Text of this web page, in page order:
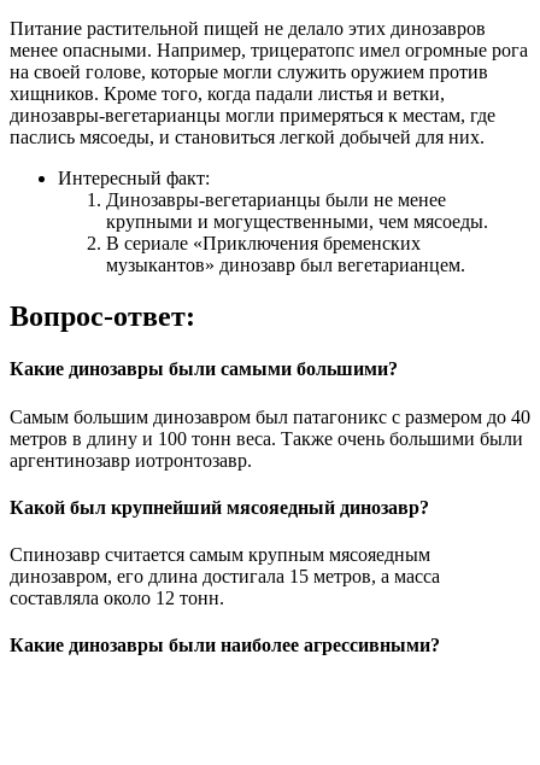
Питание растительной пищей не делало этих динозавров
менее опасными. Например, трицератопс имел огромные рога
на своей голове, которые могли служить оружием против
хищников. Кроме того, когда падали листья и ветки,
динозавры-вегетарианцы могли примеряться к местам, где
паслись мясоеды, и становиться легкой добычей для них.
Интересный факт:
Динозавры-вегетарианцы были не менее
крупными и могущественными, чем мясоеды.
В сериале «Приключения бременских
музыкантов» динозавр был вегетарианцем.
Вопрос-ответ:
Какие динозавры были самыми большими?
Самым большим динозавром был патагоникс с размером до 40
метров в длину и 100 тонн веса. Также очень большими были
аргентинозавр иотронтозавр.
Какой был крупнейший мясояедный динозавр?
Спинозавр считается самым крупным мясояедным
динозавром, его длина достигала 15 метров, а масса
составляла около 12 тонн.
Какие динозавры были наиболее агрессивными?